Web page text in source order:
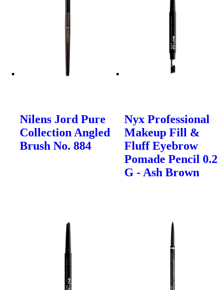
Nilens Jord Pure
Collection Angled
Brush No. 884
Nyx Professional
Makeup Fill &
Fluff Eyebrow
Pomade Pencil 0.2
G - Ash Brown